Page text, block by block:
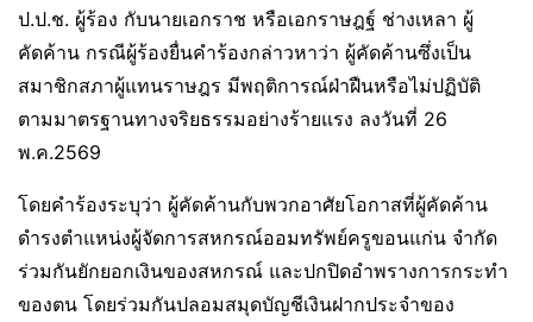
ป.ป.ช. ผู้ร้อง กับนายเอกราช หรือเอกราษฎฐ์ ช่างเหลา ผู้
คัดค้าน กรณีผู้ร้องยื่นคำร้องกล่าวหาว่า ผู้คัดค้านซึ่งเป็น
สมาชิกสภาผู้แทนราษฎร มีพฤติการณ์ฝ่าฝืนหรือไม่ปฏิบัติ
ตามมาตรฐานทางจริยธรรมอย่างร้ายแรง ลงวันที่ 26
พ.ค.2569
โดยคำร้องระบุว่า ผู้คัดค้านกับพวกอาศัยโอกาสที่ผู้คัดค้าน
ดำรงตำแหน่งผู้จัดการสหกรณ์ออมทรัพย์ครูขอนแก่น จำกัด
ร่วมกันยักยอกเงินของสหกรณ์ และปกปิดอำพรางการกระทำ
ของตน โดยร่วมกันปลอมสมุดบัญชีเงินฝากประจำของ